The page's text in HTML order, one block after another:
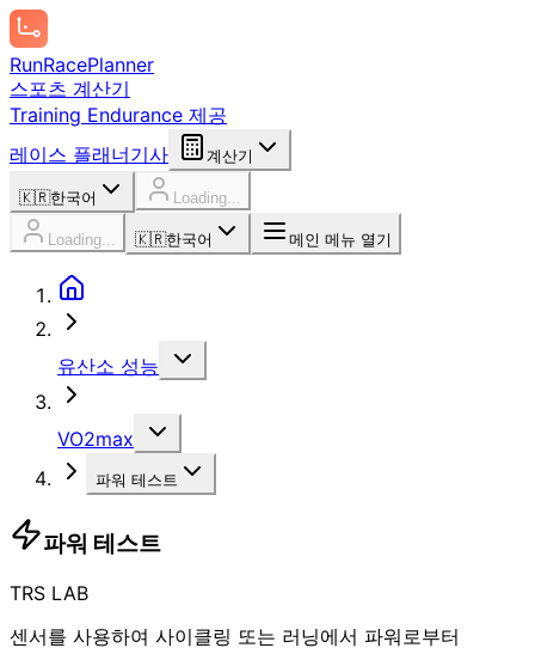
RunRacePlanner
스포츠 계산기
Training Endurance 제공
레이스 플래너기사 계산기
🇰🇷한국어 Loading...
Loading... 🇰🇷한국어 메인 메뉴 열기
유산소 성능
VO2max
파워 테스트
파워 테스트
TRS LAB
센서를 사용하여 사이클링 또는 러닝에서 파워로부터